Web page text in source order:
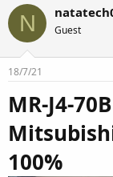
r
e
a
s
t
a
r
t
e
à
N Guest
18/7/21
MR-J4-
100%